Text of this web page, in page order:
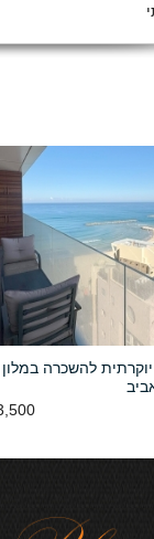
יוקרתית להשכרה במלון
NIS